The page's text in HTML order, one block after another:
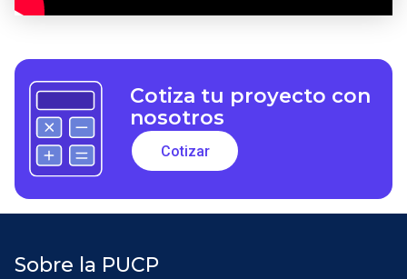
Cotiza tu proyecto con
nosotros
Cotizar
Sobre la PUCP